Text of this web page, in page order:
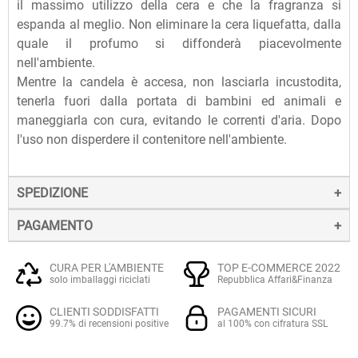
il massimo utilizzo della cera e che la fragranza si
espanda al meglio. Non eliminare la cera liquefatta, dalla
quale il profumo si diffonderà piacevolmente
nell'ambiente.
Mentre la candela è accesa, non lasciarla incustodita,
tenerla fuori dalla portata di bambini ed animali e
maneggiarla con cura, evitando le correnti d'aria. Dopo
l'uso non disperdere il contenitore nell'ambiente.
SPEDIZIONE
La spedizione dei prodotti avviene entro 24 ore dall'ordine
(sabato e festivi esclusi), tramite corriere SDA.
Quando l'ordine sarà spedito, riceverai una e-mail di
conferma, contenente un link alla tracciatura online
dell'invio, che ti permetterà di verificare in tempo reale lo
stato della spedizione.
PAGAMENTO
Il pagamento degli ordini può avvenire:
altre carte prepagate abilitate), su server sicuro Paypal.
CURA PER L'AMBIENTE
solo imballaggi riciclati
TOP E-COMMERCE 2022
Repubblica Affari&Finanza
CLIENTI SODDISFATTI
99.7% di recensioni positive
PAGAMENTI SICURI
al 100% con cifratura SSL